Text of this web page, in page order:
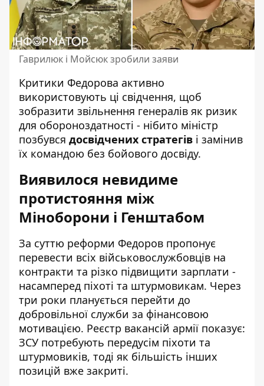
Гаврилюк і Мойсюк зробили заяви
Критики Федорова активно
використовують ці свідчення, щоб
зобразити звільнення генералів як ризик
для обороноздатності - нібито міністр
позбувся досвідчених стратегів і замінив
їх командою без бойового досвіду.
Виявилося невидиме
протистояння між
Міноборони і Генштабом
За суттю реформи Федоров пропонує
перевести всіх військовослужбовців на
контракти та різко підвищити зарплати -
насамперед піхоті та штурмовикам. Через
три роки планується перейти до
добровільної служби за фінансовою
мотивацією. Реєстр вакансій армії показує:
ЗСУ потребують передусім піхоти та
штурмовиків, тоді як більшість інших
позицій вже закриті.